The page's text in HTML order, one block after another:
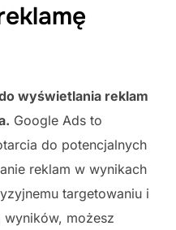
wyświetlania reklam
Google Ads to
do potencjalnych
reklam w wynikach
targetowaniu i
możesz